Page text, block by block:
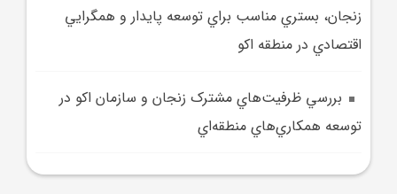
زنجان، بستري مناسب براي توسعه پايدار و همگرايي
اقتصادي در منطقه اکو
بررسي ظرفيت‌هاي مشترک زنجان و سازمان اکو در
توسعه همکاري‌هاي منطقه‌اي